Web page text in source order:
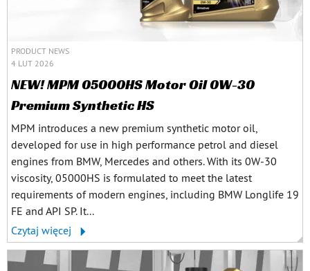
PRODUCT NEWS
4 LUT 2026
NEW! MPM 05000HS Motor Oil 0W-30
Premium Synthetic HS
MPM introduces a new premium synthetic motor oil,
developed for use in high performance petrol and diesel
engines from BMW, Mercedes and others. With its 0W-30
viscosity, 05000HS is formulated to meet the latest
requirements of modern engines, including BMW Longlife 19
FE and API SP. It...
Czytaj więcej